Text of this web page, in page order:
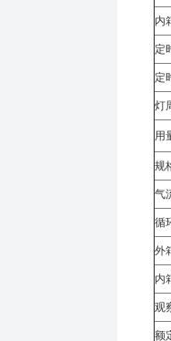
内
定
定
灯
用
规
气
循
外
内
观
额